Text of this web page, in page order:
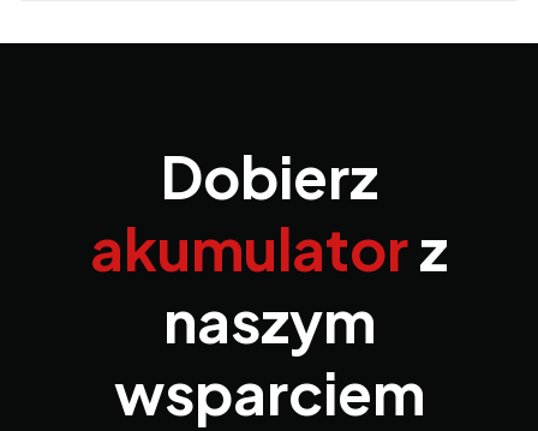
Dobierz
akumulatorz
naszym
wsparciem